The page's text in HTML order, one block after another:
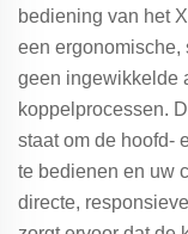
bediening van het
een ergonomische,
geen ingewikkelde
koppelprocessen.
staat om de hoofd-
te bedienen en uw
directe,